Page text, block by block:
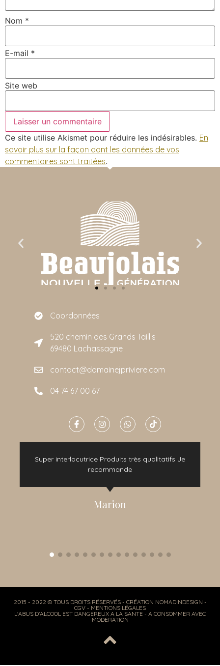
Nom *
E-mail *
Site web
Ce site utilise Akismet pour réduire les indésirables. En
savoir plus sur la façon dont les données de vos
commentaires sont traitées.
Coordonnées
520 chemin des Grands Taillis
69480 Lachassagne
contact@domainejpriviere.com
04 74 67 00 67
Super interlocutrice Produits très qualitatifs Je
recommande
Marion
2015 - 2022 © TOUS DROITS RÉSERVÉS - CRÉATION NOMADINDESIGN -
CGV - MENTIONS LÉGALES
L'ABUS D'ALCOOL EST DANGEREUX A LA SANTE - A CONSOMMER AVEC
MODERATION